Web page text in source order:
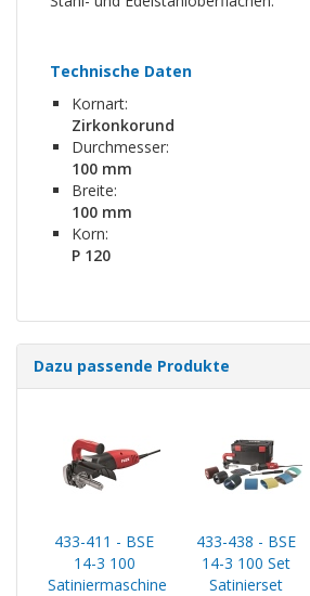
Technische Daten
Kornart:
Zirkonkorund
Durchmesser:
100 mm
Breite:
100 mm
Korn:
P 120
Dazu passende Produkte
433-411 - BSE
14-3 100
Satiniermaschine
433-438 - BSE
14-3 100 Set
Satinierset